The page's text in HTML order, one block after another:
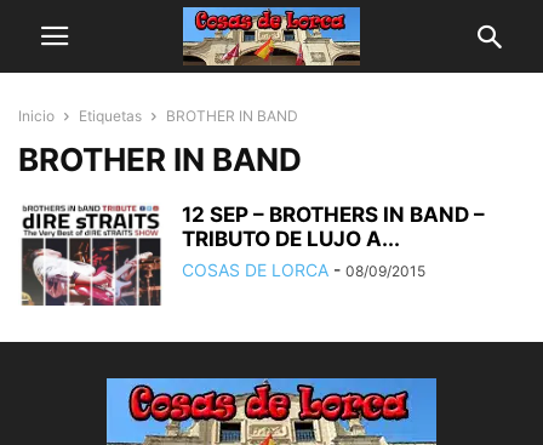
Inicio Etiquetas BROTHER IN BAND
BROTHER IN BAND
12 SEP – BROTHERS IN BAND –
TRIBUTO DE LUJO A...
COSAS DE LORCA - 08/09/2015